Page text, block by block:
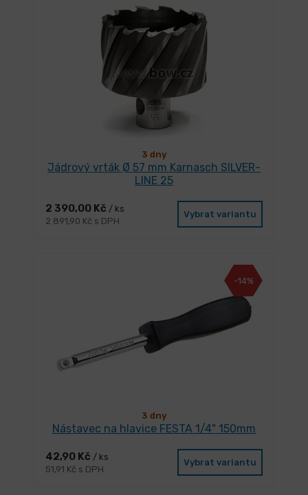
3 dny
Jádrový vrták Ø 57 mm Karnasch SILVER-
LINE 25
2 390,00 Kč / ks
2 891,90 Kč s DPH
Vybrat variantu
-14%
3 dny
Nástavec na hlavice FESTA 1/4" 150mm
42,90 Kč / ks
51,91 Kč s DPH
Vybrat variantu